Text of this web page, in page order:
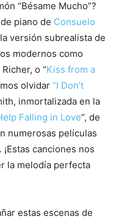
“Bésame Mucho”?
piano de Consuelo
versión subrealista de
modernos como
o “Kiss from a
olvidar “I Don’t
inmortalizada en la
Falling in Love“, de
numerosas películas
canciones nos
la melodía perfecta
estas escenas de